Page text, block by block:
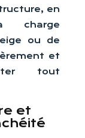
en
charge
ou de
et
tout
et